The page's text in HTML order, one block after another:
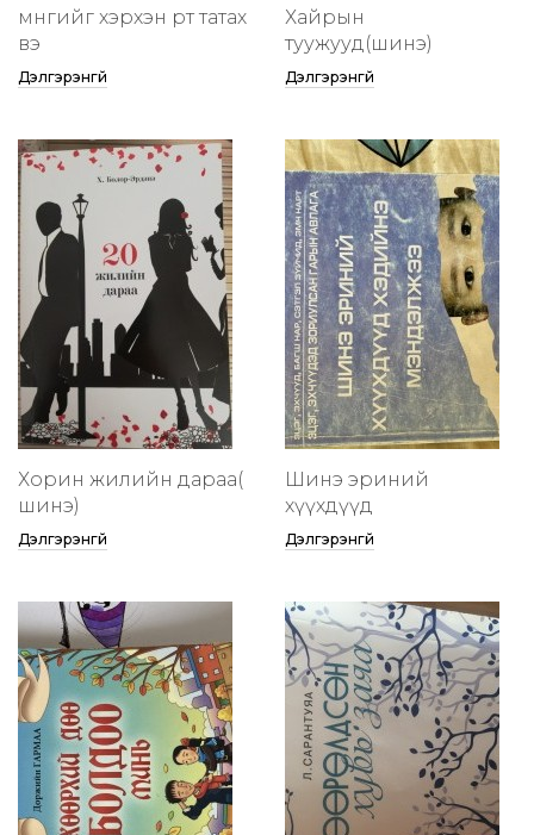
мөнгийг хэрхэн өөртөө татах
вэ
Дэлгэрэнгүй
Хайрын
туужууд(шинэ)
Дэлгэрэнгүй
Хорин жилийн дараа(
шинэ)
Дэлгэрэнгүй
Шинэ эриний
хүүхдүүд
Дэлгэрэнгүй